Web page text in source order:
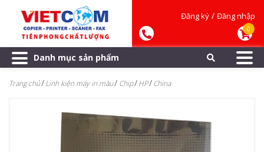
Đăng ký / Đăng nhập
0
Danh mục sản phẩm
Trang chủ Linh kiện máy in màu Chip HP China